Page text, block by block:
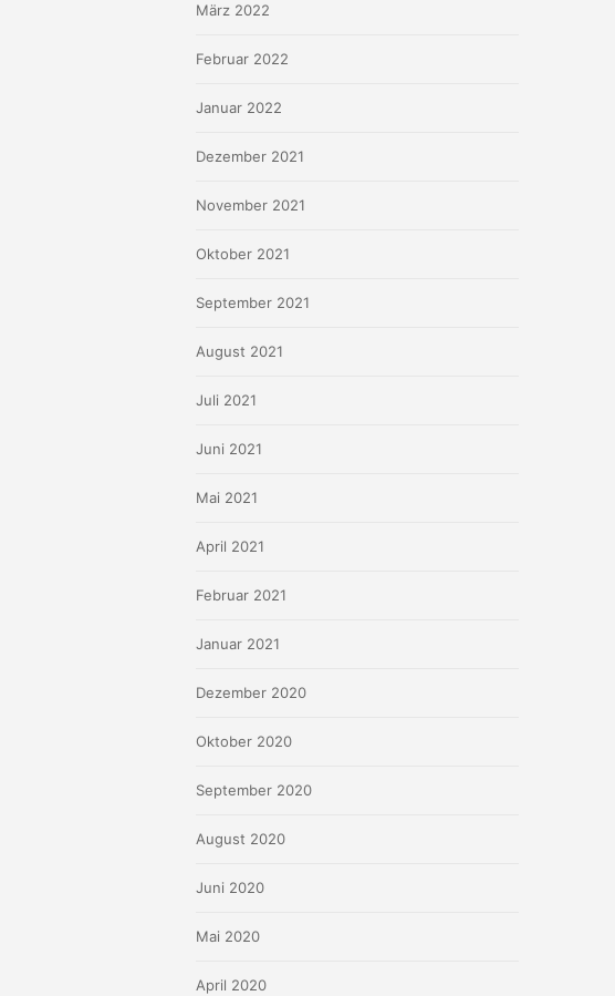
März 2022
Februar 2022
Januar 2022
Dezember 2021
November 2021
Oktober 2021
September 2021
August 2021
Juli 2021
Juni 2021
Mai 2021
April 2021
Februar 2021
Januar 2021
Dezember 2020
Oktober 2020
September 2020
August 2020
Juni 2020
Mai 2020
April 2020